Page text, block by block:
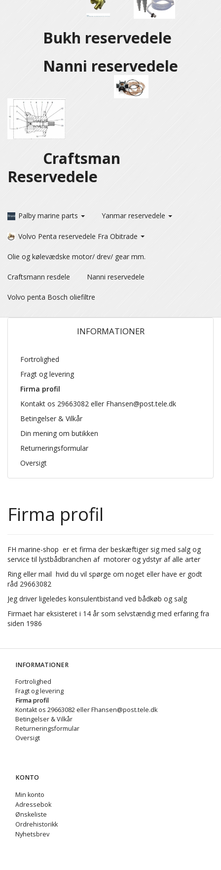
Bukh reservedele
Nanni reservedele
Craftsman
Reservedele
Palby marine parts Yanmar reservedele
Volvo Penta reservedele Fra Obitrade
Olie og kølevædske motor/ drev/ gear mm.
Craftsmann resdele Nanni reservedele
Volvo penta Bosch oliefiltre
INFORMATIONER
Fortrolighed
Fragt og levering
Firma profil
Kontakt os 29663082 eller Fhansen@post.tele.dk
Betingelser & Vilkår
Din mening om butikken
Returneringsformular
Oversigt
Firma profil
FH marine-shop er et firma der beskæftiger sig med salg og
service til lystbådbranchen af motorer og ydstyr af alle arter
Ring eller mail hvid du vil spørge om noget eller have er godt
råd 29663082
Jeg driver ligeledes konsulentbistand ved bådkøb og salg
Firmaet har eksisteret i 14 år som selvstændig med erfaring fra
siden 1986
INFORMATIONER
Fortrolighed
Fragt og levering
Firma profil
Kontakt os 29663082 eller Fhansen@post.tele.dk
Betingelser & Vilkår
Returneringsformular
Oversigt
KONTO
Min konto
Adressebok
Ønskeliste
Ordrehistorikk
Nyhetsbrev